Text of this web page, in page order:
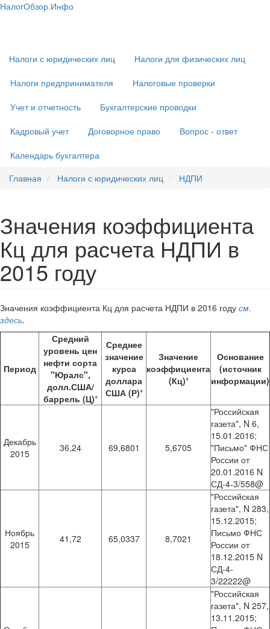
Перейти
НалогОбзор.Инфо
Налоги с юридических лиц
Налоги для физических лиц
Налоги предпринимателя
Налоговые проверки
Учет и отчетность
Бухгалтерские проводки
Кадровый учет
Договорное право
Вопрос - ответ
Календарь бухгалтера
Главная
Налоги с юридических лиц НДПИ
Значения коэффициента
Кц для расчета НДПИ в
2015 году
Значения коэффициента Кц для расчета НДПИ в 2016 году см.
здесь.
Период
Средний
уровень цен
нефти сорта
"Юралс",
долл.США/
баррель (Ц)*
Среднее
значение
курса
доллара
США (Р)*
Значение
коэффициента
(Кц)*
Основание
(источник
информации)
Декабрь
2015
36,24 69,6801 5,6705
"Российская
газета", N 6,
15.01.2016;
"Письмо" ФНС
России от
20.01.2016 N
СД-4-3/558@
Ноябрь
2015
41,72 65,0337 8,7021
"Российская
газета", N 283,
15.12.2015;
Письмо ФНС
России от
18.12.2015 N
СД-4-
3/22222@
"Российская
газета", N 257,
13.11.2015;